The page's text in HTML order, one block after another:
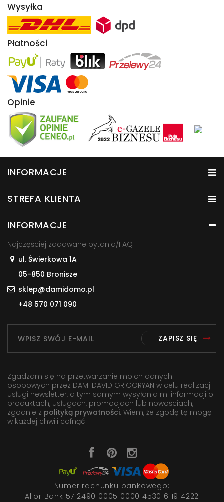
Wysyłka
Płatności
Opinie
INFORMACJE
STREFA KLIENTA
INFORMACJE
Najczęściej zadawane pytania/FAQ
ul. Świerkowa 1A
05-850 Bronisze
sklep@damidomo.pl
+48 570 071 090
ZAPISZ SIĘ
Zgadzam się na przetwarzanie moich danych
osobowych przez DAMI DAVID GRIGORYAN w celu realizacji
usługi newsletter, a tym samym wysyłania mi informacji o
produktach, usługach, promocjach lub nowościach,
zgodnie z polityką prywatności. Wiem, że zgodę tę mogę
w każdej chwili cofnąć.
Numer rachunku bankowego:
Alior Bank 57 2490 0005 0000 4530 6119 4222